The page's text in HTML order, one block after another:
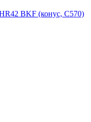
BKF (конус, C570)